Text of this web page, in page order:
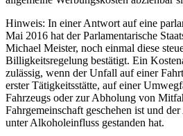
Hinweis: In einer Antwort auf eine
Mai 2016 hat der Parlamentarische
Michael Meister, noch einmal diese
Billigkeitsregelung bestätigt. Ein
zulässig, wenn der Unfall auf einer
erster Tätigkeitsstätte, auf einer
Fahrzeugs oder zur Abholung von
Fahrgemeinschaft geschehen ist und
unter Alkoholeinfluss gestanden hat.